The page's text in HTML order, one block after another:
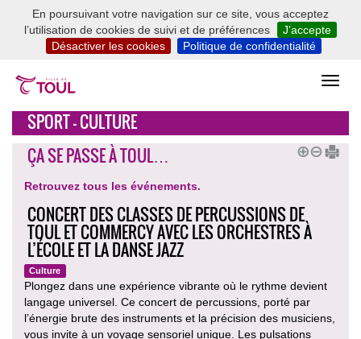
En poursuivant votre navigation sur ce site, vous acceptez
l’utilisation de cookies de suivi et de préférences
J’accepte
Désactiver les cookies
Politique de confidentialité
SPORT - CULTURE
ÇA SE PASSE À TOUL…
Retrouvez tous les événements.
CONCERT DES CLASSES DE PERCUSSIONS DE
TOUL ET COMMERCY AVEC LES ORCHESTRES À
L’ÉCOLE ET LA DANSE JAZZ
Culture
Plongez dans une expérience vibrante où le rythme devient
langage universel. Ce concert de percussions, porté par
l’énergie brute des instruments et la précision des musiciens,
vous invite à un voyage sensoriel unique. Les pulsations